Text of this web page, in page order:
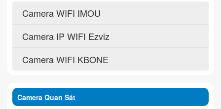
Camera WIFI IMOU
Camera IP WIFI Ezviz
Camera WIFI KBONE
Camera Quan Sát